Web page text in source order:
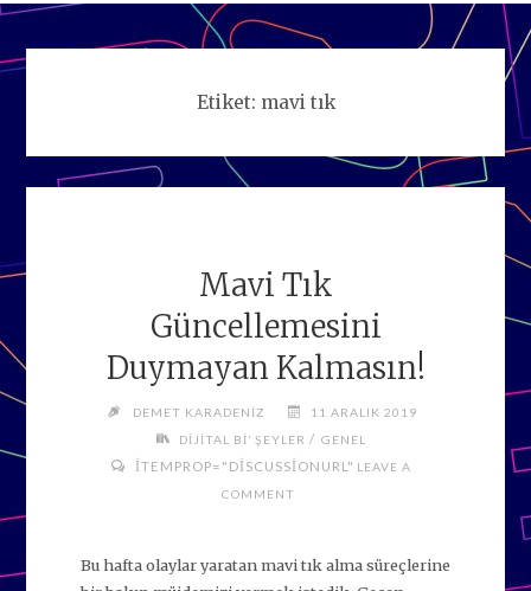
Etiket: mavi tık
Mavi Tık
Güncellemesini
Duymayan Kalmasın!
DEMET KARADENIZ
11 ARALIK 2019
DIJITAL BI’ ŞEYLER / GENEL
ITEMPROP="DISCUSSIONURL" LEAVE A
COMMENT
Bu hafta olaylar yaratan mavi tık alma süreçlerine